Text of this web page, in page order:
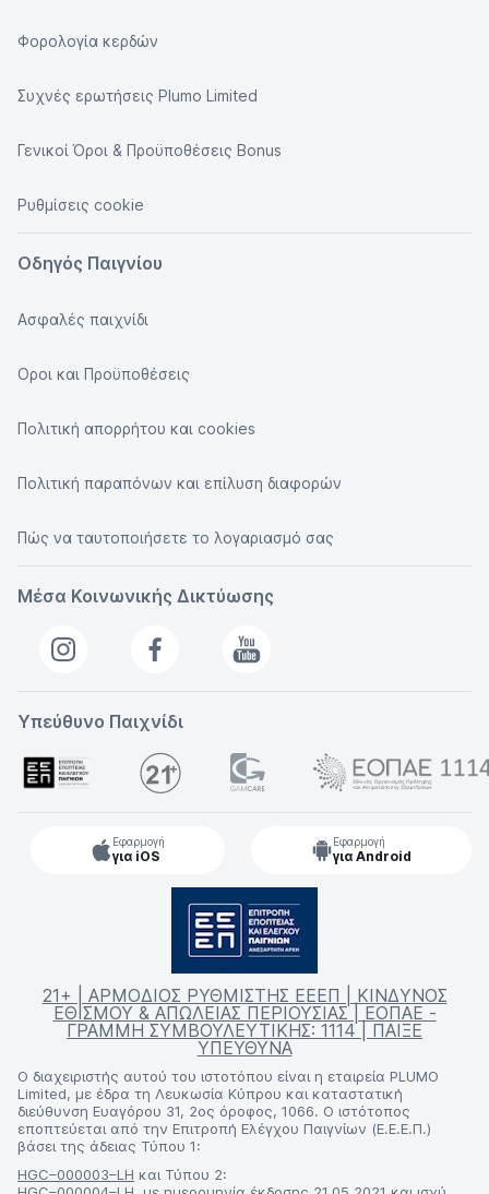
Φορολογία κερδών
Συχνές ερωτήσεις Plumo Limited
Γενικοί Όροι & Προϋποθέσεις Bonus
Ρυθμίσεις cookie
Οδηγός Παιγνίου
Ασφαλές παιχνίδι
Οροι και Προϋποθέσεις
Πολιτική απορρήτου και cookies
Πολιτική παραπόνων και επίλυση διαφορών
Πώς να ταυτοποιήσετε το λογαριασμό σας
Μέσα Κοινωνικής Δικτύωσης
Υπεύθυνο Παιχνίδι
Εφαρμογή
για iOS
Εφαρμογή
για Android
21+ | ΑΡΜΟΔΙΟΣ ΡΥΘΜΙΣΤΗΣ ΕΕΕΠ | ΚΙΝΔΥΝΟΣ
ΕΘΙΣΜΟΥ & ΑΠΩΛΕΙΑΣ ΠΕΡΙΟΥΣΙΑΣ | ΕΟΠΑΕ -
ΓΡΑΜΜΗ ΣΥΜΒΟΥΛΕΥΤΙΚΗΣ: 1114 | ΠΑΙΞΕ
ΥΠΕΥΘΥΝΑ
Ο διαχειριστής αυτού του ιστοτόπου είναι η εταιρεία PLUMO
Limited, με έδρα τη Λευκωσία Κύπρου και καταστατική
διεύθυνση Ευαγόρου 31, 2ος όροφος, 1066. Ο ιστότοπος
εποπτεύεται από την Επιτροπή Ελέγχου Παιγνίων (Ε.Ε.Ε.Π.)
βάσει της άδειας Τύπου 1:
HGC–000003–LH και Τύπου 2: